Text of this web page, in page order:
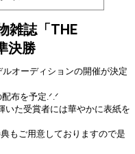
制作権獲
Comments
from posting comments
may offend performers or
users.
雑誌「THE
決勝
オーディションの開催が決定
布を予定.ᐟ‪.ᐟ‪
いた受賞者には華やかに表紙を
もご用意しておりますので是